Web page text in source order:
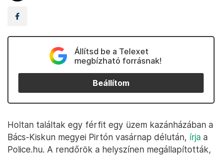
Állítsd be a Telexet
megbízható forrásnak!
Beállítom
Holtan találtak egy férfit egy üzem kazánházában a
Bács-Kiskun megyei Pirtón vasárnap délután, írja a
Police.hu. A rendőrök a helyszínen megállapították,